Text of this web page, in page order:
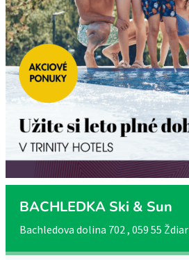
BACHLEDKA Ski & Sun
Bachledova dolina 702 , 059 55 Ždiar